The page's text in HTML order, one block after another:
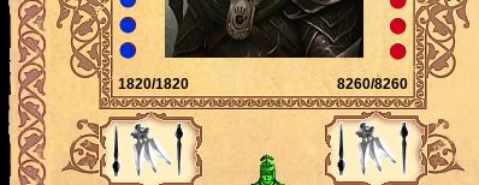
1820/1820 8260/8260